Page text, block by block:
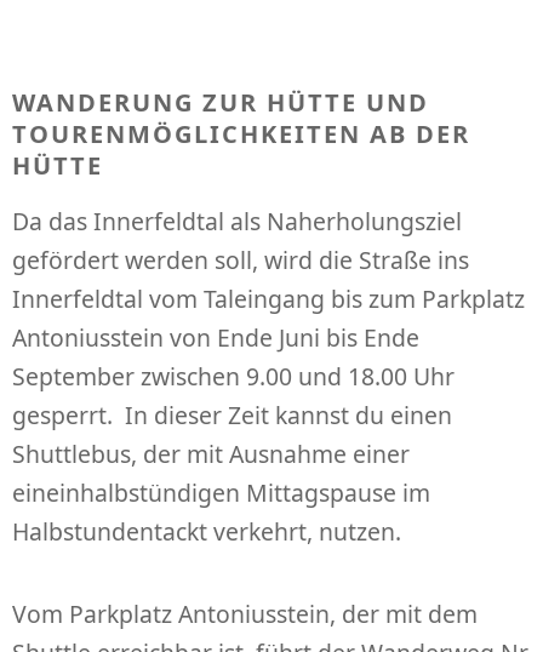
WANDERUNG ZUR HÜTTE UND
TOURENMÖGLICHKEITEN AB DER
HÜTTE
Da das Innerfeldtal als Naherholungsziel
gefördert werden soll, wird die Straße ins
Innerfeldtal vom Taleingang bis zum Parkplatz
Antoniusstein von Ende Juni bis Ende
September zwischen 9.00 und 18.00 Uhr
gesperrt. In dieser Zeit kannst du einen
Shuttlebus, der mit Ausnahme einer
eineinhalbstündigen Mittagspause im
Halbstundentackt verkehrt, nutzen.
Vom Parkplatz Antoniusstein, der mit dem